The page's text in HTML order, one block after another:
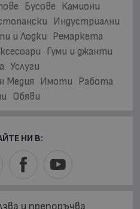
Бусове Камиони
Индустриални
и Лодки
Ремаркета
Гуми и джанти
Услуги
Медия Имоти Работа
Обяви
НИ В:
и препоръчва